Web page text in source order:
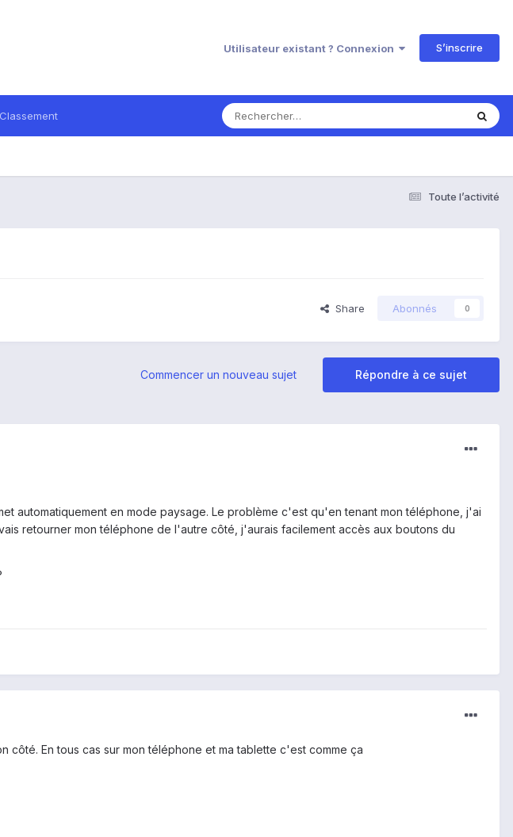
Utilisateur existant ? Connexion S’inscrire
Classement
Toute l’activité
Share Abonnés 0
Répondre à ce sujet
Commencer un nouveau sujet
automatiquement en mode paysage. Le problème c'est qu'en tenant mon téléphone, j'ai
retourner mon téléphone de l'autre côté, j'aurais facilement accès aux boutons du
côté. En tous cas sur mon téléphone et ma tablette c'est comme ça